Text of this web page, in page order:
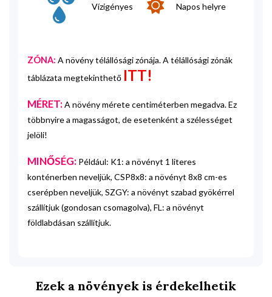
Vízigényes Napos helyre
ZÓNA: A növény télállósági zónája. A télállósági zónák
táblázata megtekinthető ITT!
MÉRET:A növény mérete centiméterben megadva. Ez
többnyire a magasságot, de esetenként a szélességet
jelöli!
MINŐSÉG: Például: K1: a növényt 1 literes
konténerben neveljük, CSP8x8: a növényt 8x8 cm-es
cserépben neveljük, SZGY: a növényt szabad gyökérrel
szállítjuk (gondosan csomagolva), FL: a növényt
földlabdásan szállítjuk.
Ezek a növények is érdekelhetik